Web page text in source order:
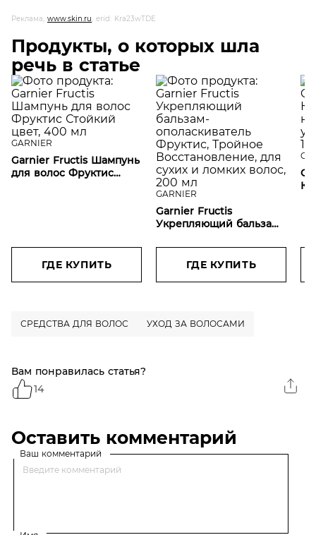
Реклама, www.skin.ru, erid: Kra23wTDE
Продукты, о которых шла
речь в статье
GARNIER
Garnier Fructis Шампунь
для волос Фруктис
ГДЕ КУПИТЬ
GARNIER
Garnier Fructis
Укрепляющий бальзам-
Фруктис, Тройное
Восстановление, для
сухих и ломких волос,
ГДЕ КУПИТЬ
СРЕДСТВА ДЛЯ ВОЛОС УХОД ЗА ВОЛОСАМИ
Вам понравилась статья?
14
Оставить комментарий
Ваш комментарий